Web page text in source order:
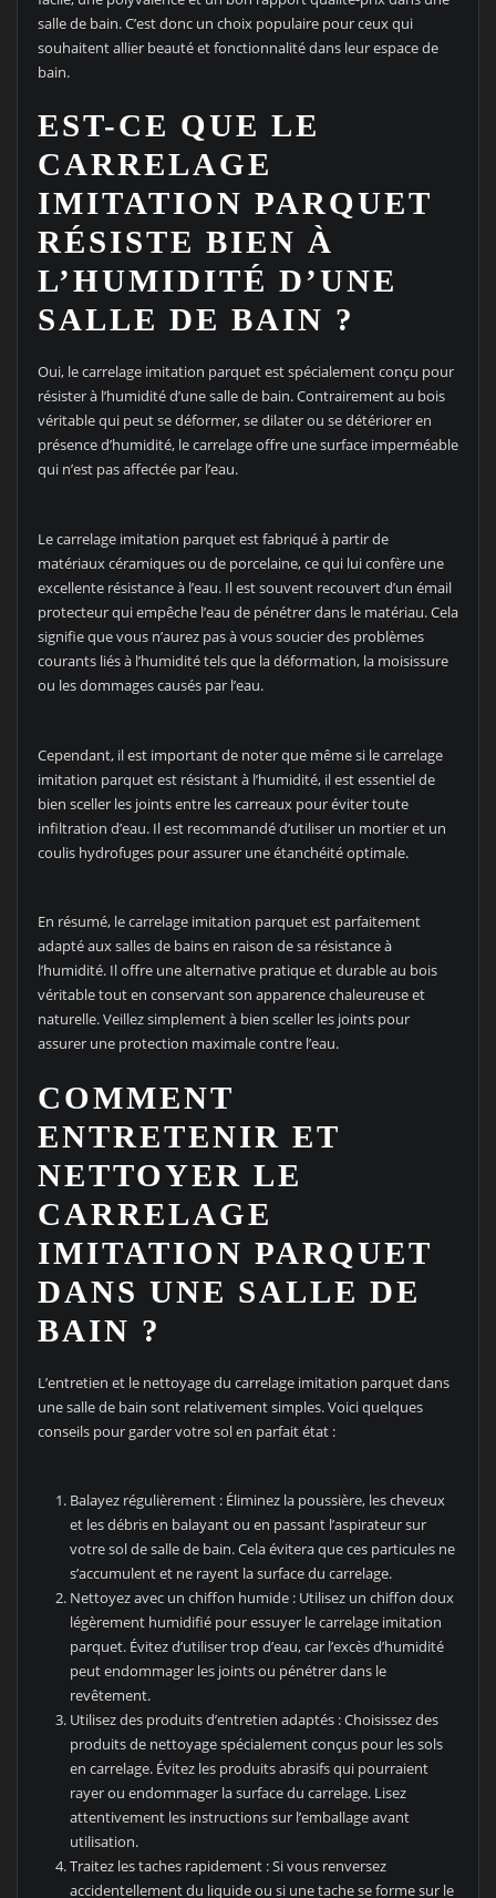
salle de bain. C’est donc un choix populaire pour ceux qui
souhaitent allier beauté et fonctionnalité dans leur espace de
bain.
EST-CE QUE LE
CARRELAGE
IMITATION PARQUET
RÉSISTE BIEN À
L’HUMIDITÉ D’UNE
SALLE DE BAIN ?
Oui, le carrelage imitation parquet est spécialement conçu pour
résister à l’humidité d’une salle de bain. Contrairement au bois
véritable qui peut se déformer, se dilater ou se détériorer en
présence d’humidité, le carrelage offre une surface imperméable
qui n’est pas affectée par l’eau.
Le carrelage imitation parquet est fabriqué à partir de
matériaux céramiques ou de porcelaine, ce qui lui confère une
excellente résistance à l’eau. Il est souvent recouvert d’un émail
protecteur qui empêche l’eau de pénétrer dans le matériau. Cela
signifie que vous n’aurez pas à vous soucier des problèmes
courants liés à l’humidité tels que la déformation, la moisissure
ou les dommages causés par l’eau.
Cependant, il est important de noter que même si le carrelage
imitation parquet est résistant à l’humidité, il est essentiel de
bien sceller les joints entre les carreaux pour éviter toute
infiltration d’eau. Il est recommandé d’utiliser un mortier et un
coulis hydrofuges pour assurer une étanchéité optimale.
En résumé, le carrelage imitation parquet est parfaitement
adapté aux salles de bains en raison de sa résistance à
l’humidité. Il offre une alternative pratique et durable au bois
véritable tout en conservant son apparence chaleureuse et
naturelle. Veillez simplement à bien sceller les joints pour
assurer une protection maximale contre l’eau.
COMMENT
ENTRETENIR ET
NETTOYER LE
CARRELAGE
IMITATION PARQUET
DANS UNE SALLE DE
BAIN ?
L’entretien et le nettoyage du carrelage imitation parquet dans
une salle de bain sont relativement simples. Voici quelques
conseils pour garder votre sol en parfait état :
Balayez régulièrement : Éliminez la poussière, les cheveux
et les débris en balayant ou en passant l’aspirateur sur
votre sol de salle de bain. Cela évitera que ces particules ne
s’accumulent et ne rayent la surface du carrelage.
Nettoyez avec un chiffon humide : Utilisez un chiffon doux
légèrement humidifié pour essuyer le carrelage imitation
parquet. Évitez d’utiliser trop d’eau, car l’excès d’humidité
peut endommager les joints ou pénétrer dans le
revêtement.
Utilisez des produits d’entretien adaptés : Choisissez des
produits de nettoyage spécialement conçus pour les sols
en carrelage. Évitez les produits abrasifs qui pourraient
rayer ou endommager la surface du carrelage. Lisez
attentivement les instructions sur l’emballage avant
utilisation.
Traitez les taches rapidement : Si vous renversez
accidentellement du liquide ou si une tache se forme sur le